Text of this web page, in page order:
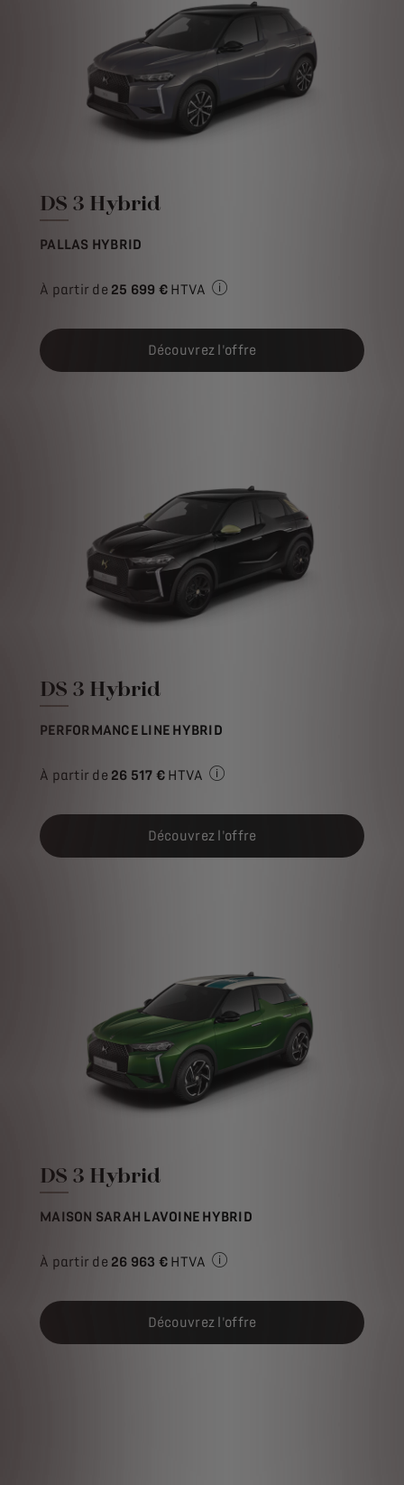
DS 3 Hybrid
PALLAS HYBRID
À partir de 25 699 € HTVA
Découvrez l'offre
DS 3 Hybrid
PERFORMANCE LINE HYBRID
À partir de 26 517 € HTVA
Découvrez l'offre
DS 3 Hybrid
MAISON SARAH LAVOINE HYBRID
À partir de 26 963 € HTVA
Découvrez l'offre